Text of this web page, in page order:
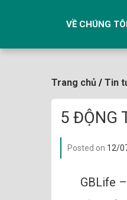
VỀ CHÚNG
Trang chủ / Tin
5 ĐỘNG
Posted on 12/
GBLife